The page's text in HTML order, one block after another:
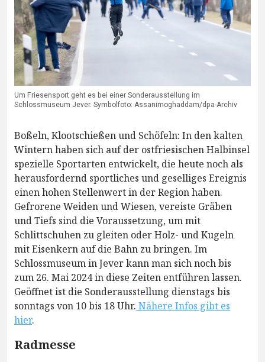
Um Friesensport geht es bei einer Sonderausstellung im
Schlossmuseum Jever. Symbolfoto: Assanimoghaddam/dpa-Archiv
Boßeln, Klootschießen und Schöfeln: In den kalten
Wintern haben sich auf der ostfriesischen Halbinsel
spezielle Sportarten entwickelt, die heute noch als
herausfordernd sportliches und geselliges Ereignis
einen hohen Stellenwert in der Region haben.
Gefrorene Weiden und Wiesen, vereiste Gräben
und Tiefs sind die Voraussetzung, um mit
Schlittschuhen zu gleiten oder Holz- und Kugeln
mit Eisenkern auf die Bahn zu bringen. Im
Schlossmuseum in Jever kann man sich noch bis
zum 26. Mai 2024 in diese Zeiten entführen lassen.
Geöffnet ist die Sonderausstellung dienstags bis
sonntags von 10 bis 18 Uhr. Nähere Infos gibt es
hier.
Radmesse